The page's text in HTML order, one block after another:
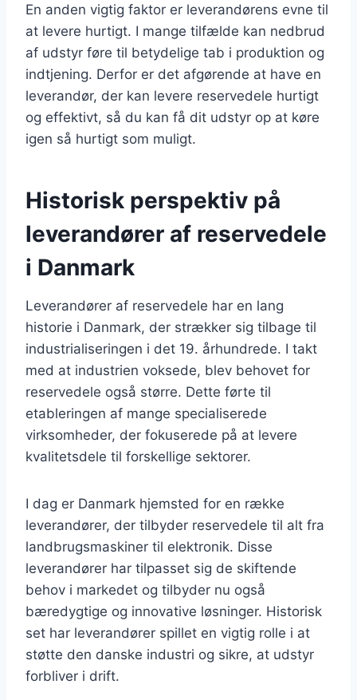
En anden vigtig faktor er leverandørens evne til
at levere hurtigt. I mange tilfælde kan nedbrud
af udstyr føre til betydelige tab i produktion og
indtjening. Derfor er det afgørende at have en
leverandør, der kan levere reservedele hurtigt
og effektivt, så du kan få dit udstyr op at køre
igen så hurtigt som muligt.
Historisk perspektiv på
leverandører af reservedele
i Danmark
Leverandører af reservedele har en lang
historie i Danmark, der strækker sig tilbage til
industrialiseringen i det 19. århundrede. I takt
med at industrien voksede, blev behovet for
reservedele også større. Dette førte til
etableringen af mange specialiserede
virksomheder, der fokuserede på at levere
kvalitetsdele til forskellige sektorer.
I dag er Danmark hjemsted for en række
leverandører, der tilbyder reservedele til alt fra
landbrugsmaskiner til elektronik. Disse
leverandører har tilpasset sig de skiftende
behov i markedet og tilbyder nu også
bæredygtige og innovative løsninger. Historisk
set har leverandører spillet en vigtig rolle i at
støtte den danske industri og sikre, at udstyr
forbliver i drift.